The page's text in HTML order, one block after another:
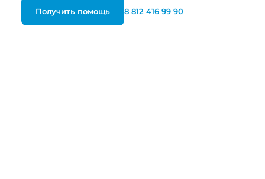
Получить помощь 8 812 416 99 90